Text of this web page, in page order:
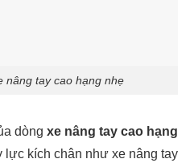
nâng tay cao hạng nhẹ
dòng xe nâng tay cao hạng
lực kích chân như xe nâng tay